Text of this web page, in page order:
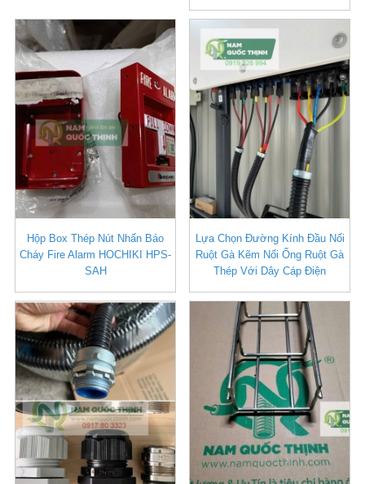
Hộp Box Thép Nút Nhấn Báo
Cháy Fire Alarm HOCHIKI HPS-
SAH
Lựa Chọn Đường Kính Đầu Nối
Ruột Gà Kẽm Nối Ống Ruột Gà
Thép Với Dây Cáp Điện